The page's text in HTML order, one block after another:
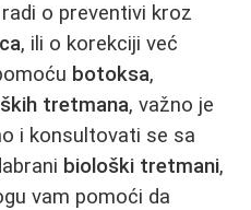
o preventivi kroz
, ili o korekciji već
botoksa,
tretmana, važno je
i konsultovati se sa
biološki tretmani,
vam pomoći da